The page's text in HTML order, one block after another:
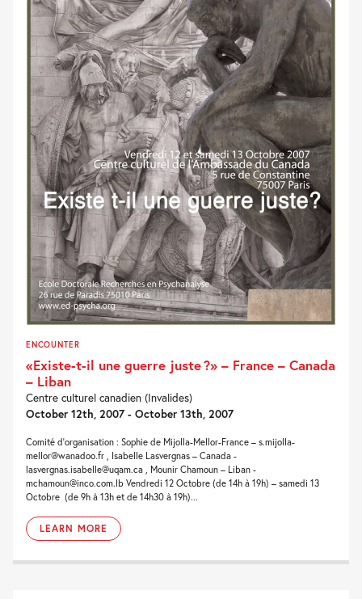
ENCOUNTER
«Existe-t-il une guerre juste ?» – France – Canada
– Liban
Centre culturel canadien (Invalides)
October 12th, 2007 - October 13th, 2007
Comité d’organisation : Sophie de Mijolla-Mellor-France – s.mijolla-
mellor@wanadoo.fr , Isabelle Lasvergnas – Canada -
lasvergnas.isabelle@uqam.ca , Mounir Chamoun – Liban -
mchamoun@inco.com.lb Vendredi 12 Octobre (de 14h à 19h) – samedi 13
Octobre (de 9h à 13h et de 14h30 à 19h)...
LEARN MORE